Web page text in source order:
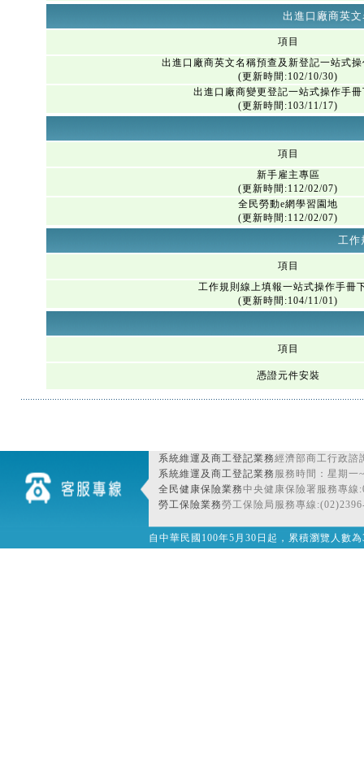
出進口廠商英
項目
出進口廠商英文名稱預查及新登記一站式
(更新時間:102/10/30)
出進口廠商變更登記一站式操作手
(更新時間:103/11/17)
項目
新手雇主專區
(更新時間:112/02/07)
全民勞動e網學習園地
(更新時間:112/02/07)
工作
項目
工作規則線上填報一站式操作手冊
(更新時間:104/11/01)
項目
憑證元件安裝
系統維運及商工登記業務經濟部商工行
系統維運及商工登記業務 服務時間：星期一
全民健康保險業務中央健康保險署服務專線
勞工保險業務勞工保險局服務專線
自中華民國100年5月30日起，累積瀏覽人數